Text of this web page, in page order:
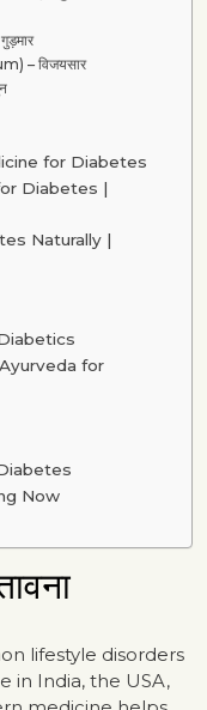
– विजयसार
for Diabetes
Diabetes |
Naturally |
for
Now
lifestyle disorders
in India, the USA,